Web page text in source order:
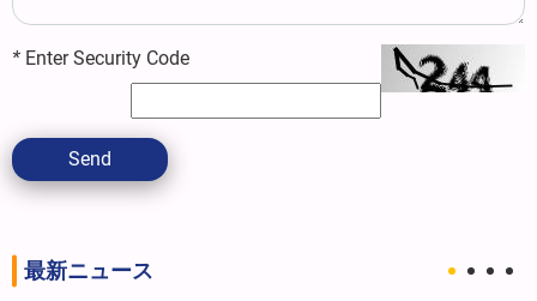
* Enter Security Code
Send
最新ニュース